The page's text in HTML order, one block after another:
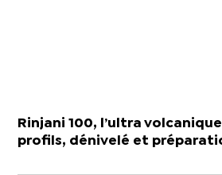
Rinjani 100, l’ultra
profils, dénivelé et